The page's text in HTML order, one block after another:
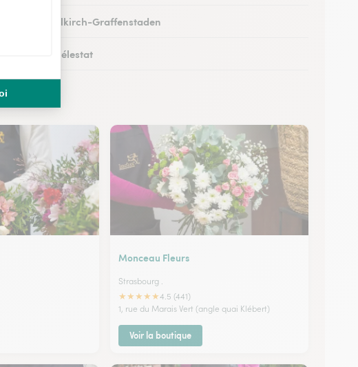
Fleuristes à Illkirch-Graffenstaden
Fleuristes à Sélestat
Monceau Fleurs
Strasbourg .
★★★★★4.5 (441)
1, rue du Marais Vert (angle quai Klébert)
Voir la boutique